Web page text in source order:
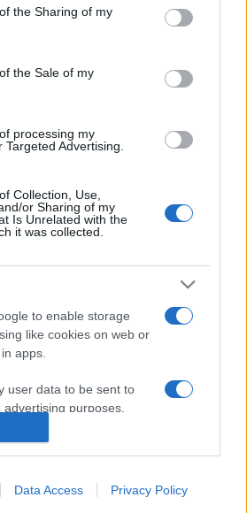
or usage behaviour. You may click to
Google and its third-party tags to
specified purposes in below Google
the Sharing of my
the Sale of my
processing my
Targeted Advertising.
Collection, Use,
or Sharing of my
Is Unrelated with the
it was collected.
to enable storage
like cookies on web or
apps.
user data to be sent to
purposes.
to send me
to enable storage
Data Access Privacy Policy
szabadság-eszményeihez,
és a publicistát a sztorik
született Louisville-ben. Újságírói
kezdte, szabadúszóként számos
köztük a Time-nak, a The New York
Rolling Stone-nak. 1965-ben
motoros bandához, és az egy
a korszak egyik legfontosabb
MEGOSZTÁS